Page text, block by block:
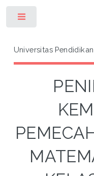
Universitas